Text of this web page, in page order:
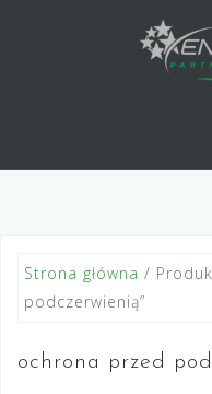
Strona główna /
podczerwienią”
ochrona przed